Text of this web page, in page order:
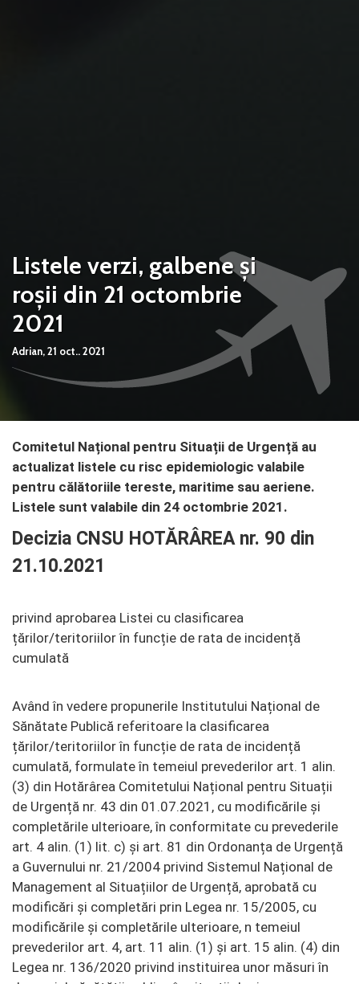
Listele verzi, galbene și
roșii din 21 octombrie
2021
Adrian,21 oct.. 2021
Comitetul Național pentru Situații de Urgență au
actualizat listele cu risc epidemiologic valabile
pentru călătoriile tereste, maritime sau aeriene.
Listele sunt valabile din 24 octombrie 2021.
Decizia CNSU HOTĂRÂREA nr. 90 din
21.10.2021
privind aprobarea Listei cu clasificarea
țărilor/teritoriilor în funcție de rata de incidență
cumulată
Având în vedere propunerile Institutului Național de
Sănătate Publică referitoare la clasificarea
țărilor/teritoriilor în funcție de rata de incidență
cumulată, formulate în temeiul prevederilor art. 1 alin.
(3) din Hotărârea Comitetului Național pentru Situații
de Urgență nr. 43 din 01.07.2021, cu modificările și
completările ulterioare, în conformitate cu prevederile
art. 4 alin. (1) lit. c) și art. 81 din Ordonanța de Urgență
a Guvernului nr. 21/2004 privind Sistemul Național de
Management al Situațiilor de Urgență, aprobată cu
modificări și completări prin Legea nr. 15/2005, cu
modificările și completările ulterioare, n temeiul
prevederilor art. 4, art. 11 alin. (1) și art. 15 alin. (4) din
Legea nr. 136/2020 privind instituirea unor măsuri în